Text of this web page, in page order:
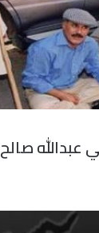
عبدالله صالح